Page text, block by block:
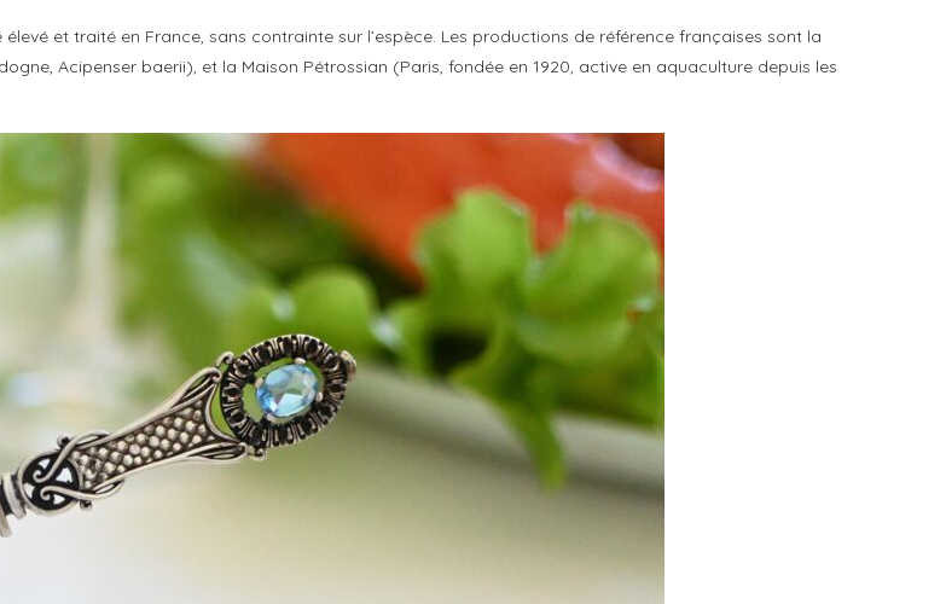
et traité en France, sans contrainte sur l’espèce. Les productions de référence françaises sont la
Acipenser baerii), et la Maison Pétrossian (Paris, fondée en 1920, active en aquaculture depuis les